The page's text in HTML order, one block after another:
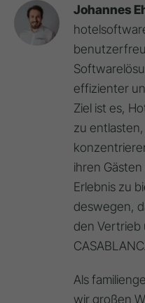
Johannes
effizienter
Ziel ist es,
zu
ihren
Erlebnis zu
deswegen,
den Vertrieb
Als
wir großen